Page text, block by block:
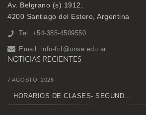
Av. Belgrano (s) 1912,
4200 Santiago del Estero, Argentina
Tel: +54-385-4509550
Email: info-fcf@unse.edu.ar
NOTICIAS RECIENTES
7 AGOSTO, 2026
HORARIOS DE CLASES- SEGUND...